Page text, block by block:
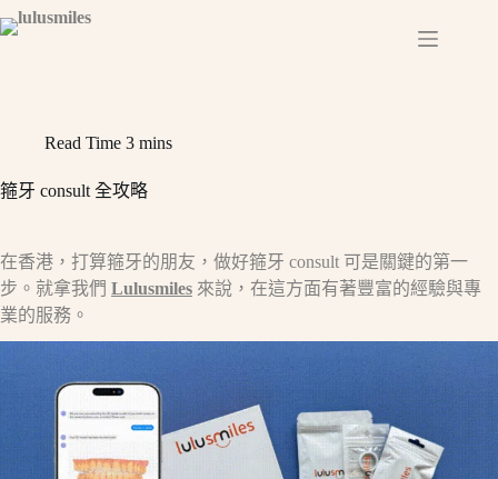
Skip
to
Read Time 3 mins
箍牙 consult 全攻略​
在香港，打算箍牙的朋友，做好箍牙 consult 可是關鍵的第一
步。就拿我們 Lulusmiles 來說，在這方面有著豐富的經驗與專
業的服務。​